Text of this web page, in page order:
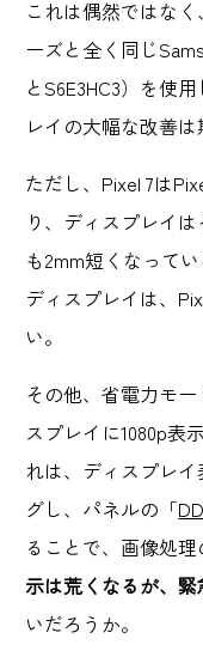
これは偶然ではなく
ーズと全く同じ
とS6E3HC3）を使
レイの大幅な改善は
ただし、Pixel 7は
り、ディスプレイ
も2mm短くなって
ディスプレイは、
い。
その他、省電力モ
スプレイに1080p表
れは、ディスプレ
グし、パネルの「
ることで、画像処理
示は荒くなるが、
いだろうか。